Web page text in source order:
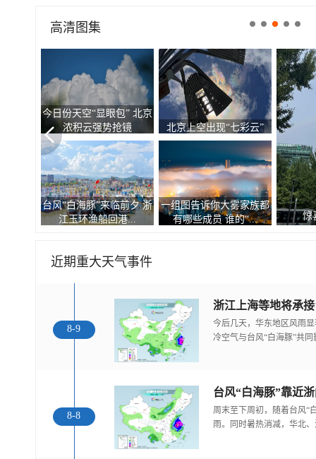
高清图集
今日份天空“显眼包” 北京
浓积云强势抢镜
北京上空出现“七彩云”
台风“白海豚”来临前夕 浙
江玉环渔船回港...
一组图告诉你大雾家族都
有哪些成员 谁的“...
惊
近期重大天气事件
8-9
浙江上海等地将承
今后几天，华东地区风雨
冷空气与台风“白海豚”共
8-8
台风“白海豚”靠近
周末至下周初，随着台风“
雨。同时暑热消减，华北